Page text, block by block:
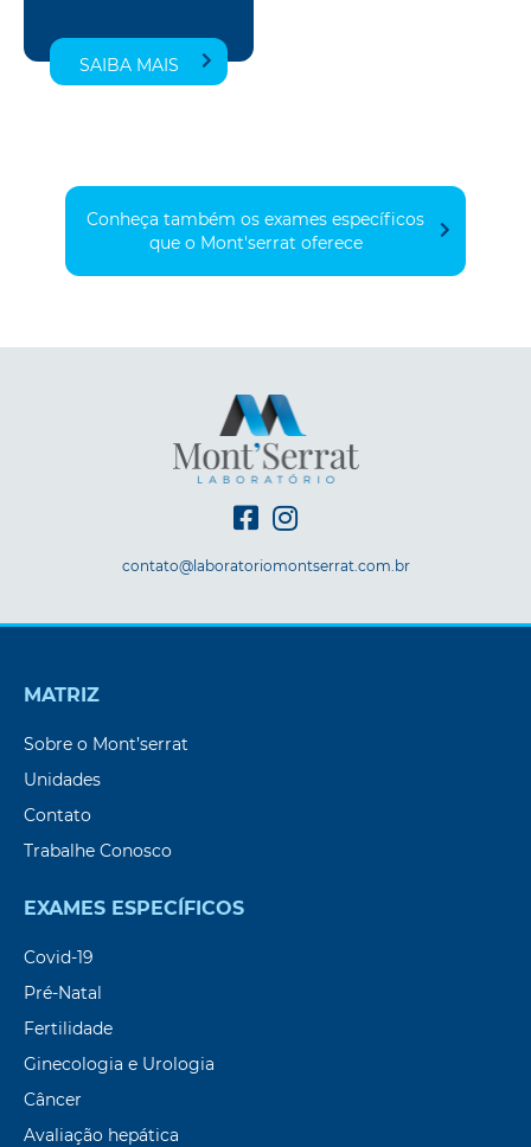
SAIBA MAIS
Conheça também os exames específicos
que o Mont'serrat oferece
contato@laboratoriomontserrat.com.br
MATRIZ
Sobre o Mont’serrat
Unidades
Contato
Trabalhe Conosco
EXAMES ESPECÍFICOS
Covid-19
Pré-Natal
Fertilidade
Ginecologia e Urologia
Câncer
Avaliação hepática